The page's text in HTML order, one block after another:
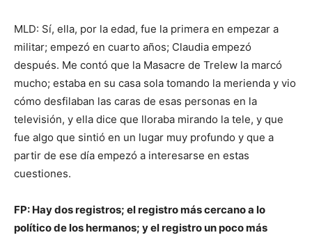
MLD: Sí, ella, por la edad, fue la primera en empezar a
militar; empezó en cuarto años; Claudia empezó
después. Me contó que la Masacre de Trelew la marcó
mucho; estaba en su casa sola tomando la merienda y vio
cómo desfilaban las caras de esas personas en la
televisión, y ella dice que lloraba mirando la tele, y que
fue algo que sintió en un lugar muy profundo y que a
partir de ese día empezó a interesarse en estas
cuestiones.
FP: Hay dos registros; el registro más cercano a lo
político de los hermanos; y el registro un poco más